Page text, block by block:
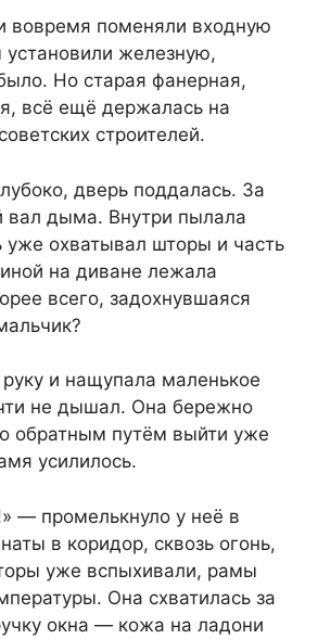
вовремя поменяли входную
железную,
Но старая фанерная,
всё ещё держалась на
строителей.
дверь поддалась. За
вал дыма. Внутри пылала
уже охватывал шторы и часть
на диване лежала
всего, задохнувшаяся
и нащупала маленькое
не дышал. Она бережно
обратным путём выйти уже
усилилось.
— промелькнуло у неё в
в коридор, сквозь огонь,
уже вспыхивали, рамы
Она схватилась за
окна — кожа на ладони